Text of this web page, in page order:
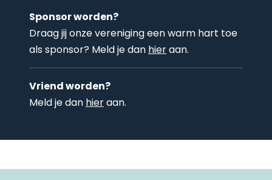
Sponsor worden?
Draag jij onze vereniging een warm hart toe
als sponsor? Meld je dan hieraan.
Vriend worden?
Meld je dan hieraan.